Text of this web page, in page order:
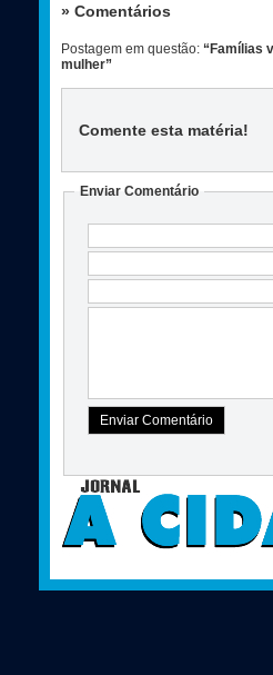
» Comentários
Postagem em questão: “Famílias
mulher”
Comente esta matéria!
Enviar Comentário